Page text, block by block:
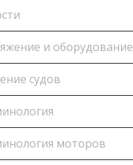
и оборудование
судов
моторов